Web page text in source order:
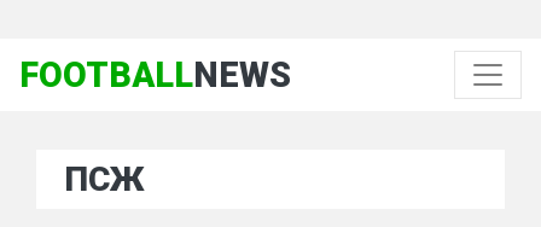
FOOTBALLNEWS
ПСЖ